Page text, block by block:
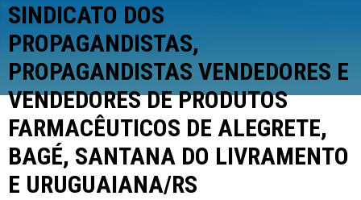
SINDICATO DOS
PROPAGANDISTAS,
PROPAGANDISTAS VENDEDORES E
VENDEDORES DE PRODUTOS
FARMACÊUTICOS DE ALEGRETE,
BAGÉ, SANTANA DO LIVRAMENTO
E URUGUAIANA/RS